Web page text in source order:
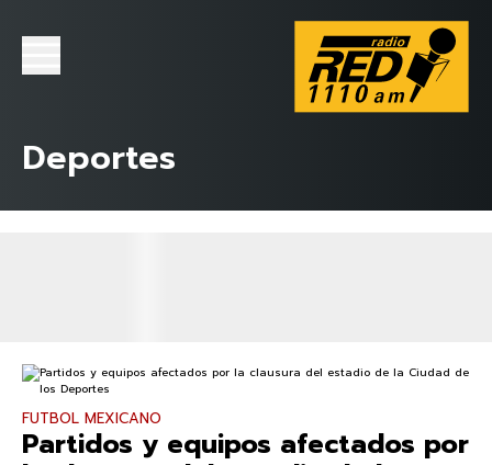
Deportes
FUTBOL MEXICANO
Partidos y equipos afectados por